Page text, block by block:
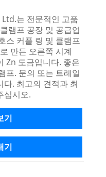
는 전문적인 고품
램프 공장 및 공급업
스 커플 링 및 클램프
만든 오른쪽 시계
Zn 도금입니다. 좋은
프. 문의 또는 트레일
. 최고의 견적과 최
십시오.
기
기